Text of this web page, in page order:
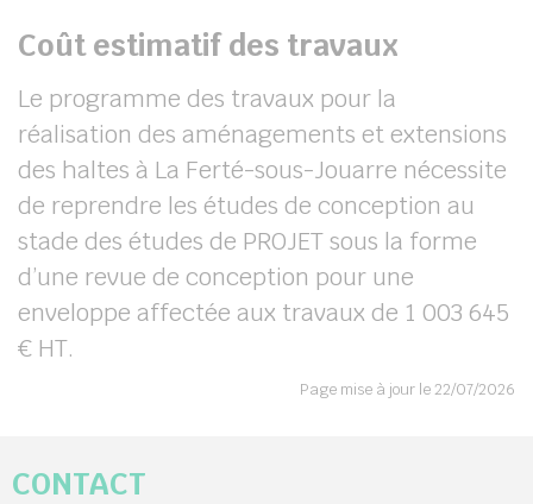
Coût estimatif des travaux
Le programme des travaux pour la
réalisation des aménagements et extensions
des haltes à La Ferté-sous-Jouarre nécessite
de reprendre les études de conception au
stade des études de PROJET sous la forme
d’une revue de conception pour une
enveloppe affectée aux travaux de 1 003 645
€ HT.
Page mise à jour le 22/07/2026
CONTACT